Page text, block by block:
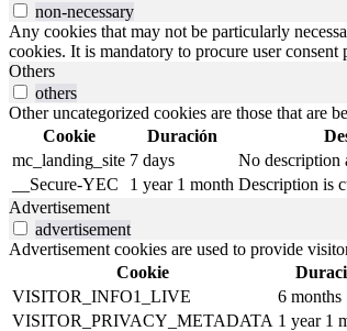
non-necessary
Any cookies that may not be particularly
cookies. It is mandatory to procure user
Others
others
Other uncategorized cookies are those that are
Cookie
Duración
mc_landing_site 7 days
No description
__Secure-YEC
1 year 1 month Description is
Advertisement
advertisement
Advertisement cookies are used to provide
Cookie
VISITOR_INFO1_LIVE
6 months
VISITOR_PRIVACY_METADATA 1 year 1